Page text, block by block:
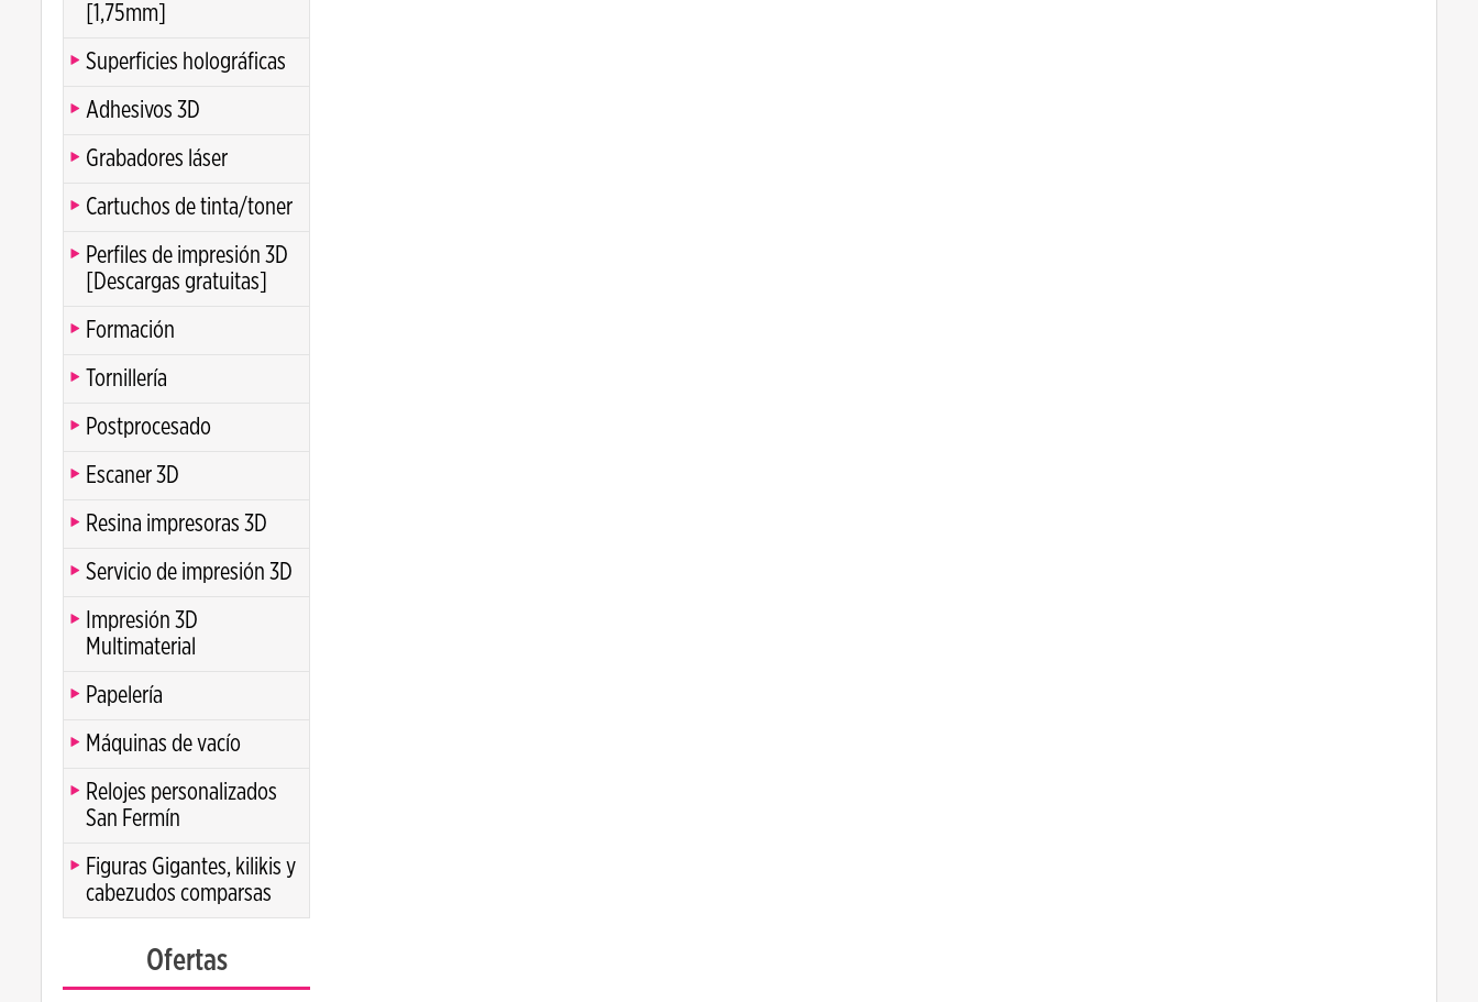
[1,75mm]
Superficies holográficas
Adhesivos 3D
Grabadores láser
Cartuchos de tinta/toner
Perfiles de impresión 3D
[Descargas gratuitas]
Formación
Tornillería
Postprocesado
Escaner 3D
Resina impresoras 3D
Servicio de impresión 3D
Impresión 3D
Multimaterial
Papelería
Máquinas de vacío
Relojes personalizados
San Fermín
Figuras Gigantes, kilikis y
cabezudos comparsas
Ofertas